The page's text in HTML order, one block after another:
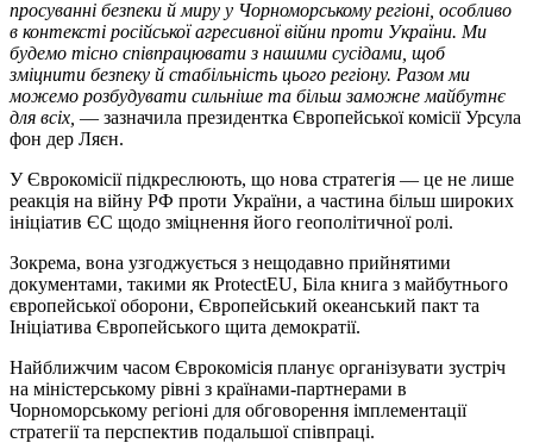
просуванні безпеки й миру у Чорноморському регіоні, особливо
в контексті російської агресивної війни проти України. Ми
будемо тісно співпрацювати з нашими сусідами, щоб
зміцнити безпеку й стабільність цього регіону. Разом ми
можемо розбудувати сильніше та більш заможне майбутнє
для всіх, — зазначила президентка Європейської комісії Урсула
фон дер Ляєн.
У Єврокомісії підкреслюють, що нова стратегія — це не лише
реакція на війну РФ проти України, а частина більш широких
ініціатив ЄС щодо зміцнення його геополітичної ролі.
Зокрема, вона узгоджується з нещодавно прийнятими
документами, такими як ProtectEU, Біла книга з майбутнього
європейської оборони, Європейський океанський пакт та
Ініціатива Європейського щита демократії.
Найближчим часом Єврокомісія планує організувати зустріч
на міністерському рівні з країнами-партнерами в
Чорноморському регіоні для обговорення імплементації
стратегії та перспектив подальшої співпраці.